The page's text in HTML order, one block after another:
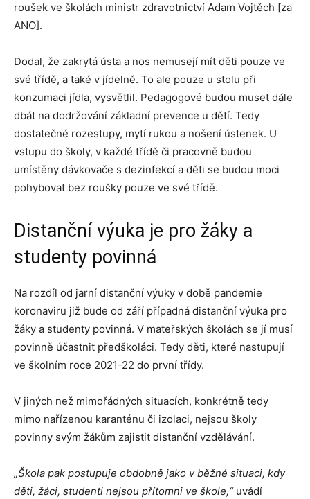
roušek ve školách ministr zdravotnictví Adam Vojtěch [za
ANO].
Dodal, že zakrytá ústa a nos nemusejí mít děti pouze ve
své třídě, a také v jídelně. To ale pouze u stolu při
konzumaci jídla, vysvětlil. Pedagogové budou muset dále
dbát na dodržování základní prevence u dětí. Tedy
dostatečné rozestupy, mytí rukou a nošení ústenek. U
vstupu do školy, v každé třídě či pracovně budou
umístěny dávkovače s dezinfekcí a děti se budou moci
pohybovat bez roušky pouze ve své třídě.
Distanční výuka je pro žáky a
studenty povinná
Na rozdíl od jarní distanční výuky v době pandemie
koronaviru již bude od září případná distanční výuka pro
žáky a studenty povinná. V mateřských školách se jí musí
povinně účastnit předškoláci. Tedy děti, které nastupují
ve školním roce 2021-22 do první třídy.
V jiných než mimořádných situacích, konkrétně tedy
mimo nařízenou karanténu či izolaci, nejsou školy
povinny svým žákům zajistit distanční vzdělávání.
„Škola pak postupuje obdobně jako v běžné situaci, kdy
děti, žáci, studenti nejsou přítomni ve škole,“ uvádí